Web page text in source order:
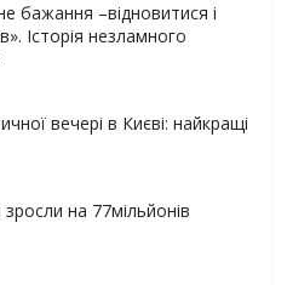
бажання –відновитися і
Історія незламного
вечері в Києві: найкращі
на 77мільйонів